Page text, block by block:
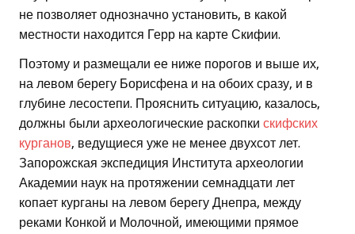
не позволяет однозначно установить, в какой
местности находится Герр на карте Скифии.
Поэтому и размещали ее ниже порогов и выше их,
на левом берегу Борисфена и на обоих сразу, и в
глубине лесостепи. Прояснить ситуацию, казалось,
должны были археологические раскопки скифских
курганов, ведущиеся уже не менее двухсот лет.
Запорожская экспедиция Института археологии
Академии наук на протяжении семнадцати лет
копает курганы на левом берегу Днепра, между
реками Конкой и Молочной, имеющими прямое